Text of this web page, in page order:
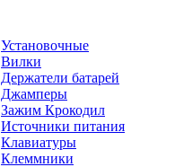
Установочные
Вилки
Держатели батарей
Джамперы
Зажим Крокодил
Источники питания
Клавиатуры
Клеммники